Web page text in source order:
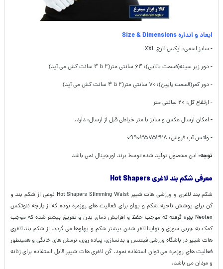
ابعاد و انداره Size & Dimensions
- سایز اسمی: ایکس لارج XXL
- دور زیر سینه(قسمت بالایی): ۶۴ سانتی متر(۲ تا ۴ سانت کش می آید)
- دور کمر(قسمت پایین): ۷۰ سانتی متر(۲ تا ۴ سانت کش می آید)
- ارتفاع کل: ۲۰ سانتی متر
- امکان ارسال عکس و سایز با متر خیاطی قبل از ارسال: دارد.
- واتس آپ فروش: ۰۹۹۰۳۵۷۵۳۲۸
توجه: این محصول تولید شده توسط برند اورجینال نمی باشد
معرفی شکم بند لاغریHot Shapers
شکم بند لاغری و ورزشی هات شیپر Hot Shapers Slimming Waist نوعی از شکم بند و
گن برای پوشش ناحیه شکم و پهلو برای فعالیت های روزمره بوده که از پارچه نئوتکس
Neotex بهره گرفته که موجب حفظ و افزایش دمای بدن و تعریق بیشتر شده که موجب
کمک به چربی سوزی و نهایتا لاغر شدن بیشتر شکم و پهلوها می گردد. از شکم بند لاغری
هات شیپر در باشگاه ورزشی فیتنس و بدنسازی، پیاده روی، نرمش های خانگی و همینطور
فعالیت های روزمره می توان استفاده نمود. گن لاغری هات شیپر قابل استفاده برای زنانه
و مردان می باشد.